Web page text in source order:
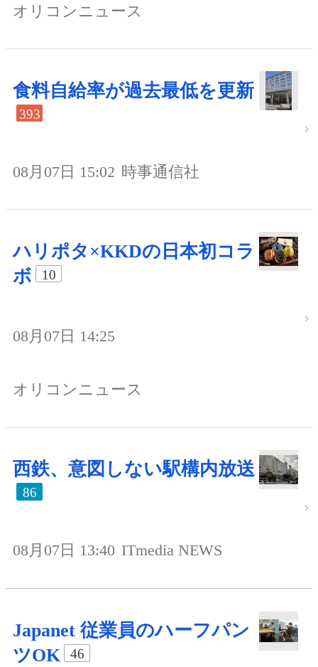
オリコンニュース
食料自給率が過去最低を更新
393
08月07日 15:02 時事通信社
ハリポタ×KKDの日本初コラ
ボ
10
08月07日 14:25
オリコンニュース
西鉄、意図しない駅構内放送
86
08月07日 13:40 ITmedia NEWS
Japanet 従業員のハーフパン
ツOK
46